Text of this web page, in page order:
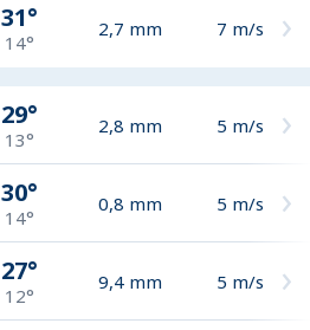
31°
14°
2,7 mm 7 m/s
29°
13°
2,8 mm 5 m/s
30°
14°
0,8 mm 5 m/s
27°
12°
9,4 mm 5 m/s